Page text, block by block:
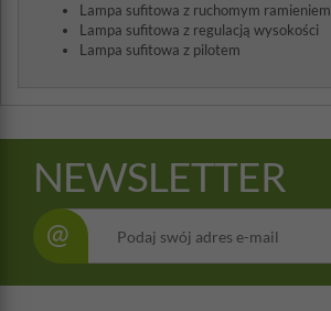
Lampa sufitowa z ruchomym ramieniem
Lampa sufitowa z regulacją wysokości
Lampa sufitowa z pilotem
NEWSLETTER
@